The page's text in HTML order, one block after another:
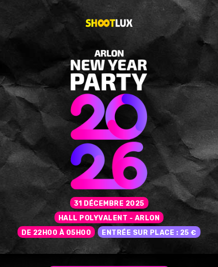
31 DÉCEMBRE 2025
HALL POLYVALENT - ARLON
DE 22H00 À 05H00
ENTRÉE SUR PLACE : 25 €